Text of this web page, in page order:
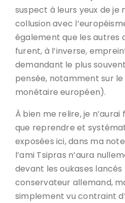
suspect à leurs yeux de je
collusion avec
également que les autres
furent, à l’inverse,
demandant le plus
pensée, notamment sur le
monétaire européen).
À bien me relire, je n’aurai
que reprendre et
exposées ici, dans ma
l’ami Tsipras n’aura
devant les oukases
conservateur allemand,
simplement vu contraint